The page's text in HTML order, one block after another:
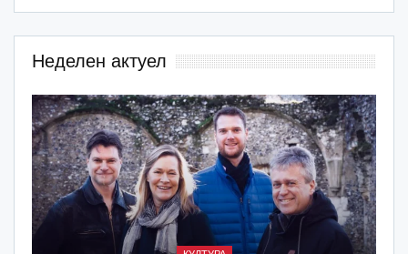
Неделен актуел